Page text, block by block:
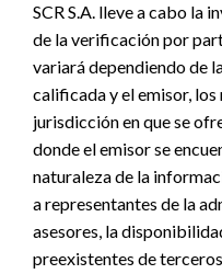
SCR S.A. lleve a cabo la
de la verificación por
variará dependiendo de
calificada y el emisor,
jurisdicción en que se
donde el emisor se
naturaleza de la
a representantes de la
asesores, la
preexistentes de